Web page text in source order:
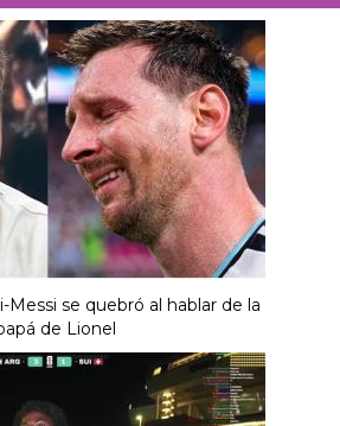
se quebró al hablar de la
de Lionel